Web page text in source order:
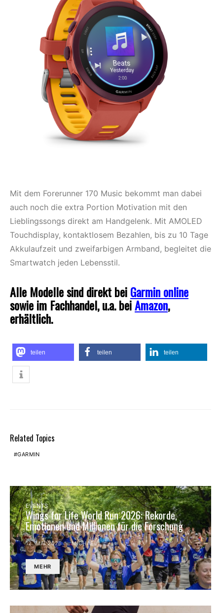
Mit dem Forerunner 170 Music bekommt man dabei
auch noch die extra Portion Motivation mit den
Lieblingssongs direkt am Handgelenk. Mit AMOLED
Touchdisplay, kontaktlosem Bezahlen, bis zu 10 Tage
Akkulaufzeit und zweifarbigen Armband, begleitet die
Smartwatch jeden Lebensstil.
Alle Modelle sind direkt beiGarmin online
sowie im Fachhandel, u.a. beiAmazon,
erhältlich.
teilen teilen teilen
Related Topics
GARMIN
EVENTS
Wings for Life World Run 2026: Rekorde,
Emotionen und Millionen für die Forschung
12. MAI 2026 MICHAEL
MEHR